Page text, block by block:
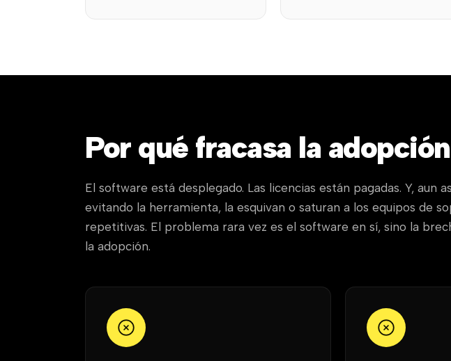
Por qué fracasa la
El software está desplegado. Las licencias están pagadas. Y, aun
evitando la herramienta, la esquivan o saturan a los equipos de
repetitivas. El problema rara vez es el software en sí, sino la
la adopción.